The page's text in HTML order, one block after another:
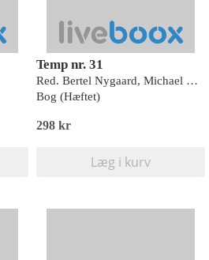
Temp nr. 31
Red. Bertel Nygaard, Michael Bregnsbo og Kristine Kjærsgaard
Bog (Hæftet)
298 kr
Læg i kurv